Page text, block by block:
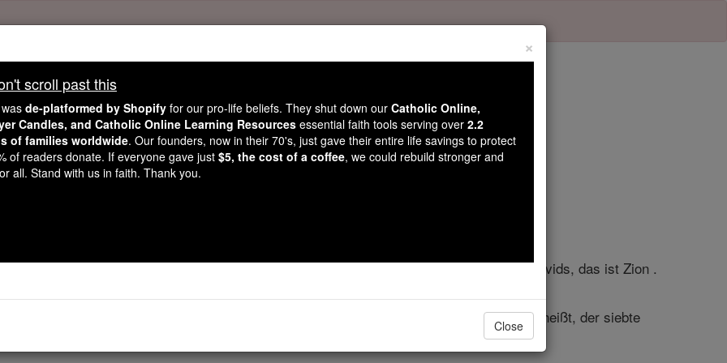
Daily Reading for Thursday, October ...
of the Rosary
1 Könige - Kapitel 8
Israels nach Jerusalem, um die Lade des Bundes des HERRN bringen von der Stadt Davids, das ist Zion .
versammelten Runde König Salomo im Monat Ethanim zum Zeitpunkt des Festes ( das heißt, der siebte
×
scroll past this
de-platformed by Shopify for our pro-life beliefs. They shut down our Catholic Online,
Candles, and Catholic Online Learning Resources essential faith tools serving over 2.2
of families worldwide. Our founders, now in their 70's, just gave their entire life savings to protect
of readers donate. If everyone gave just $5, the cost of a coffee, we could rebuild stronger and
all. Stand with us in faith. Thank you.
Close